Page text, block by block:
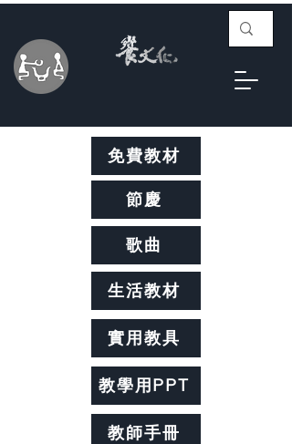
免費教材
實用教具
節慶
生活教材
歌曲
教學用PPT
教師手冊